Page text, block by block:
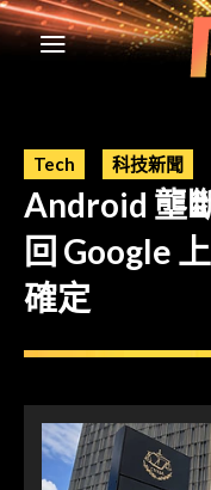
Tech 科技新聞
Android 壟
回 Google
確定